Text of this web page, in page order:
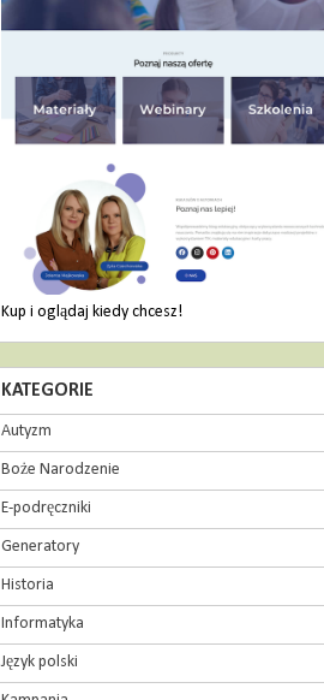
Kup i oglądaj kiedy chcesz!
KATEGORIE
Autyzm
Boże Narodzenie
E-podręczniki
Generatory
Historia
Informatyka
Język polski